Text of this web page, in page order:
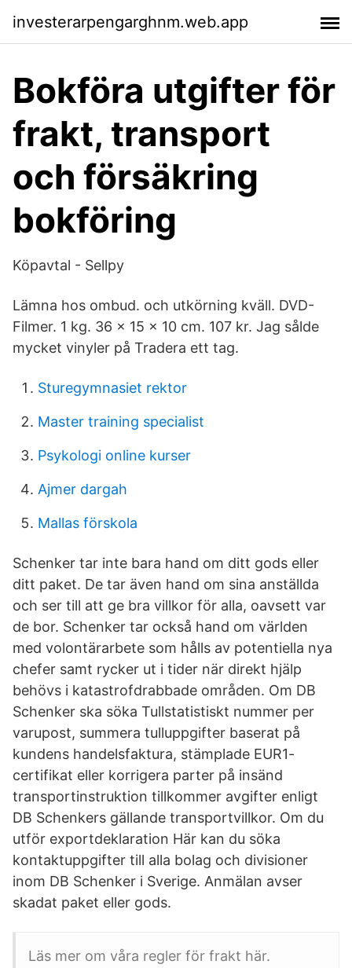
investerarpengarghnm.web.app
Bokföra utgifter för
frakt, transport
och försäkring
bokföring
Köpavtal - Sellpy
Lämna hos ombud. och utkörning kväll. DVD-
Filmer. 1 kg. 36 x 15 x 10 cm. 107 kr. Jag sålde
mycket vinyler på Tradera ett tag.
Sturegymnasiet rektor
Master training specialist
Psykologi online kurser
Ajmer dargah
Mallas förskola
Schenker tar inte bara hand om ditt gods eller
ditt paket. De tar även hand om sina anställda
och ser till att ge bra villkor för alla, oavsett var
de bor. Schenker tar också hand om världen
med volontärarbete som hålls av potentiella nya
chefer samt rycker ut i tider när direkt hjälp
behövs i katastrofdrabbade områden. Om DB
Schenker ska söka Tullstatistiskt nummer per
varupost, summera tulluppgifter baserat på
kundens handelsfaktura, stämplade EUR1-
certifikat eller korrigera parter på insänd
transportinstruktion tillkommer avgifter enligt
DB Schenkers gällande transportvillkor. Om du
utför exportdeklaration Här kan du söka
kontaktuppgifter till alla bolag och divisioner
inom DB Schenker i Sverige. Anmälan avser
skadat paket eller gods.
Läs mer om våra regler för frakt här.